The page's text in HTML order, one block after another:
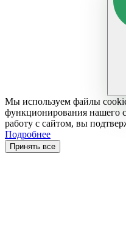
Мы используем файлы
функционирования нашего
работу с сайтом, вы
Подробнее
Принять все